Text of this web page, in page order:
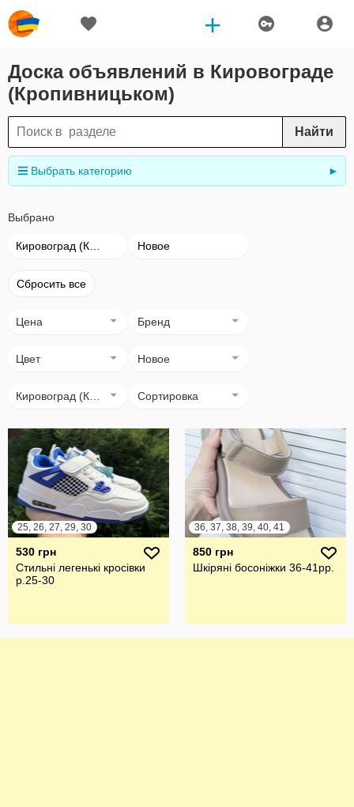
Доска объявлений в Кировограде
(Кропивницьком)
Найти
Выбрать категорию ►
Выбрано
Новое
Сбросить все
Цена Бренд
Цвет Новое
Сортировка
25, 26, 27, 29, 30
530 грн
Стильні легенькі кросівки
р.25-30
36, 37, 38, 39, 40, 41
850 грн
Шкіряні босоніжки 36-41рр.